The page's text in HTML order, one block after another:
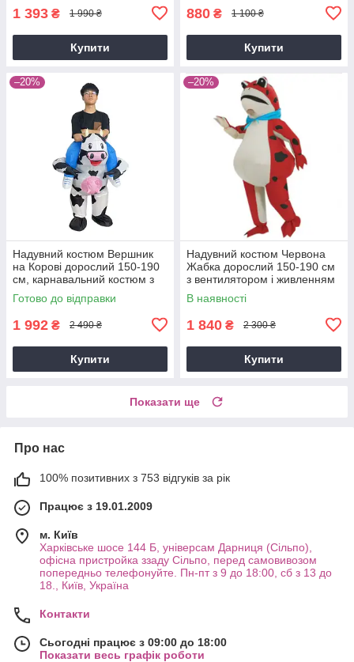
1 393 ₴ 1 990 ₴
Купити
880 ₴ 1 100 ₴
Купити
–20%
Надувний костюм Вершник
на Корові дорослий 150-190
см, карнавальний костюм з
компресором, смішний
костюм для вечірок та
Готово до відправки
1 992 ₴ 2 490 ₴
Купити
–20%
Надувний костюм Червона
Жабка дорослий 150-190 см
з вентилятором і живленням
— карнавальний Frog costum
В наявності
1 840 ₴ 2 300 ₴
Купити
Показати ще
Про нас
100% позитивних з 753 відгуків за рік
Працює з 19.01.2009
м. Київ
Харківське шосе 144 Б, універсам Дарниця (Сільпо),
офісна пристройка ззаду Сільпо, перед самовивозом
попередньо телефонуйте. Пн-пт з 9 до 18:00, сб з 13 до
18., Київ, Україна
Контакти
Сьогодні працює з 09:00 до 18:00
Показати весь графік роботи